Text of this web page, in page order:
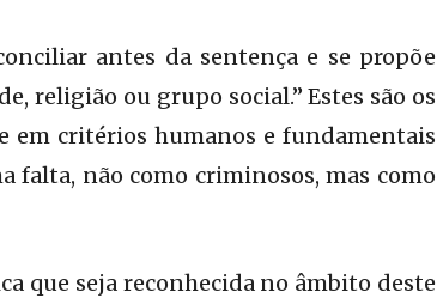
antes da sentença e se propõe
religião ou grupo social.” Estes são os
em critérios humanos e fundamentais
falta, não como criminosos, mas como
que seja reconhecida no âmbito deste